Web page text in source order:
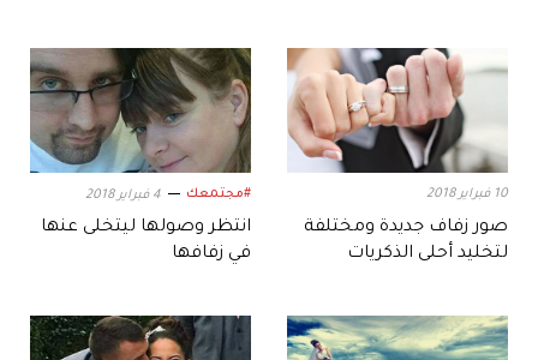
10 فبراير 2018
صور زفاف جديدة ومختلفة
لتخليد أحلى الذكريات
#مجتمعك 4 فبراير 2018
انتظر وصولها ليتخلى عنها
في زفافها